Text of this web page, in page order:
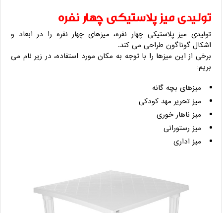
تولیدی میز پلاستیکی چهار نفره
تولیدی میز پلاستیکی چهار نفره، میزهای چهار نفره را در ابعاد و
اشکال گوناگون طراحی می کند.
برخی از این میزها را با توجه به مکان مورد استفاده، در زیر نام می
بریم:
میزهای بچه گانه
میز تحریر مهد کودکی
میز ناهار خوری
میز رستورانی
میز اداری